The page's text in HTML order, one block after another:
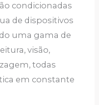
condicionadas
de dispositivos
uma gama de
visão,
todas
em constante